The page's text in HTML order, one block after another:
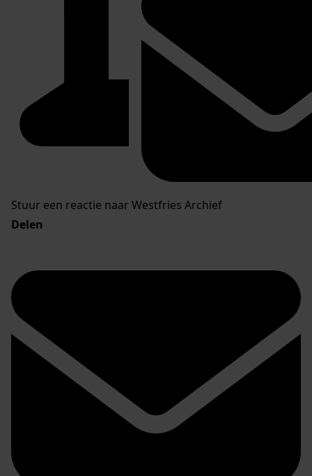
Stuur een reactie naar Westfries Archief
Delen